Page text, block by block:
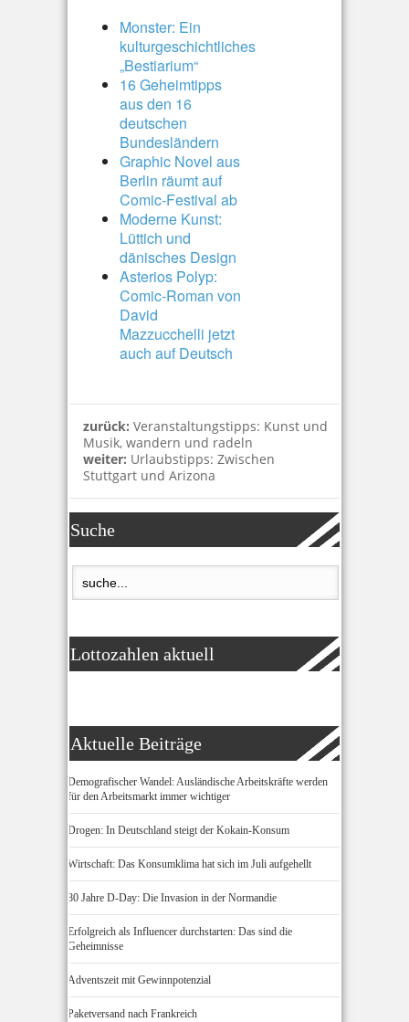
Monster: Ein
kulturgeschichtliches
„Bestiarium“
16 Geheimtipps
aus den 16
deutschen
Bundesländern
Graphic Novel aus
Berlin räumt auf
Comic-Festival ab
Moderne Kunst:
Lüttich und
dänisches Design
Asterios Polyp:
Comic-Roman von
David
Mazzucchelli jetzt
auch auf Deutsch
zurück: Veranstaltungstipps: Kunst und
Musik, wandern und radeln
weiter: Urlaubstipps: Zwischen
Stuttgart und Arizona
Suche
Lottozahlen aktuell
Aktuelle Beiträge
Demografischer Wandel: Ausländische Arbeitskräfte werden
für den Arbeitsmarkt immer wichtiger
Drogen: In Deutschland steigt der Kokain-Konsum
Wirtschaft: Das Konsumklima hat sich im Juli aufgehellt
80 Jahre D-Day: Die Invasion in der Normandie
Erfolgreich als Influencer durchstarten: Das sind die
Geheimnisse
Adventszeit mit Gewinnpotenzial
Paketversand nach Frankreich